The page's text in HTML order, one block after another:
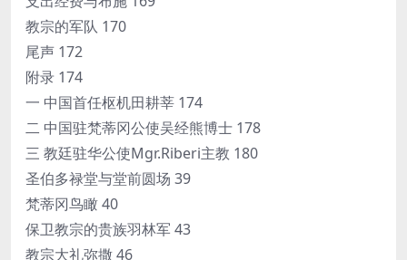
教宗的军队 170
尾声 172
附录 174
一 中国首任枢机田耕莘 174
二 中国驻梵蒂冈公使吴经熊博士 178
三 教廷驻华公使Mgr.Riberi主教 180
圣伯多禄堂与堂前圆场 39
梵蒂冈鸟瞰 40
保卫教宗的贵族羽林军 43
教宗大礼弥撒 46